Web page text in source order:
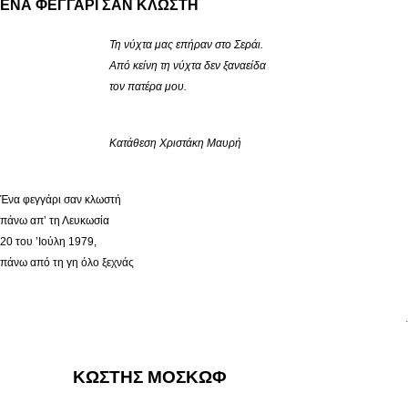
ΕΝΑ ΦΕΓΓΑΡΙ ΣΑΝ ΚΛΩΣΤΗ
Τη νύχτα μας επήραν στο Σεράι.
Από κείνη τη νύχτα δεν ξαναείδα
τον πατέρα μου.
Κατάθεση Χριστάκη Μαυρή
Ένα φεγγάρι σαν κλωστή
πάνω απ’ τη Λευκωσία
20 του ’Ιούλη 1979,
πάνω από τη γη όλο ξεχνάς
.
ΚΩΣΤΗΣ ΜΟΣΚΩΦ